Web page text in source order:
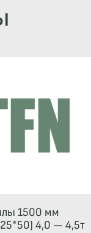
1500 мм
4,0 — 4,5т